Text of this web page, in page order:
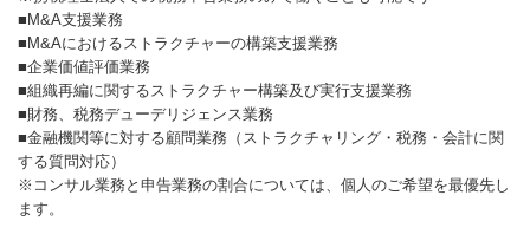
■M&A支援業務
■M&Aにおけるストラクチャーの構築支援業務
■企業価値評価業務
■組織再編に関するストラクチャー構築及び実行支援業務
■財務、税務デューデリジェンス業務
■金融機関等に対する顧問業務（ストラクチャリング・税務・会計に関
する質問対応）
※コンサル業務と申告業務の割合については、個人のご希望を最優先し
ます。